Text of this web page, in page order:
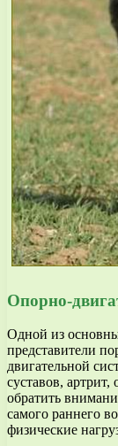
Опорно-
Одной из
представители
двигательной
суставов,
обратить
самого раннего
физические